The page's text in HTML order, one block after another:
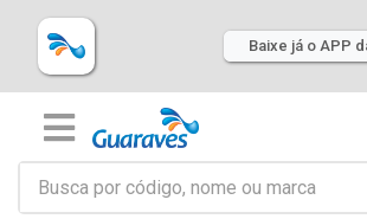
Baixe já o APP